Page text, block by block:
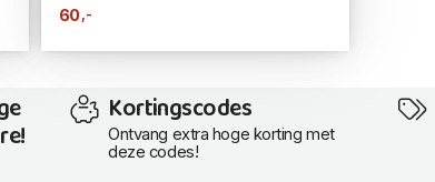
60 ,-
Kortingscodes
Ontvang extra hoge korting met
deze codes!